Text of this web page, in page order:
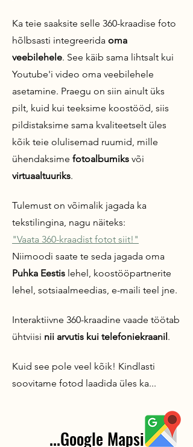
Ka teie saaksite selle 360-kraadise foto
hõlbsasti integreerida oma
veebilehele. See käib sama lihtsalt kui
Youtube'i video oma veebilehele
asetamine. Praegu on siin ainult üks
pilt, kuid kui teeksime koostööd, siis
pildistaksime sama kvaliteetselt üles
kõik teie olulisemad ruumid, mille
ühendaksime fotoalbumiks või
virtuaaltuuriks.
Tulemust on võimalik jagada ka
tekstilingina, nagu näiteks:
"Vaata 360-kraadist fotot siit!"
Niimoodi saate te seda jagada oma
Puhka Eestis lehel, koostööpartnerite
lehel, sotsiaalmeedias, e-maili teel jne.
Interaktiivne 360-kraadine vaade töötab
ühtviisi nii arvutis kui telefoniekraanil.
Kuid see pole veel kõik! Kindlasti
soovitame fotod laadida üles ka...
...Google Mapsi